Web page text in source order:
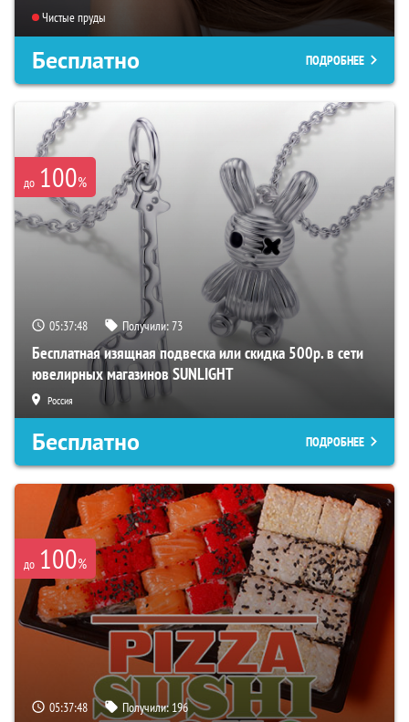
Чистые пруды
Бесплатно ПОДРОБНЕЕ
до 100%
05:37:47 Получили:73
Бесплатная изящная подвеска или скидка 500р. в сети
ювелирных магазинов SUNLIGHT
Россия
Бесплатно ПОДРОБНЕЕ
до 100%
05:37:47 Получили:196